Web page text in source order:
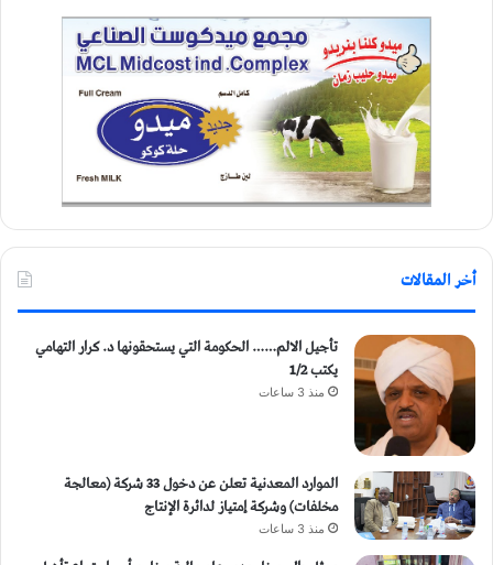
أخر المقالات
تأجيل الالم…… الحكومة التي يستحقونها د. كرار التهامي
يكتب 1/2
منذ 3 ساعات
الموارد المعدنية تعلن عن دخول 33 شركة (معالجة
مخلفات) وشركة إمتياز لدائرة الإنتاج
منذ 3 ساعات